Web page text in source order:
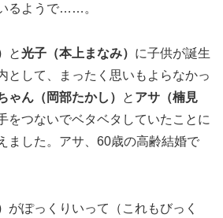
るようで……。
と光子（本上まなみ） に子供が誕生
として、まったく思いもよらなかっ
ゃん（岡部たかし） と アサ（楠見
をつないでベタベタしていたことに
ました。アサ、60歳の高齢結婚で
がぽっくりいって（これもびっく